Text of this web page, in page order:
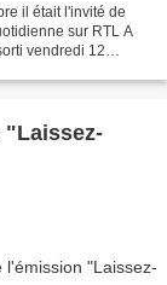
il était l'invité de
sur RTL A
vendredi 12
"Laissez-